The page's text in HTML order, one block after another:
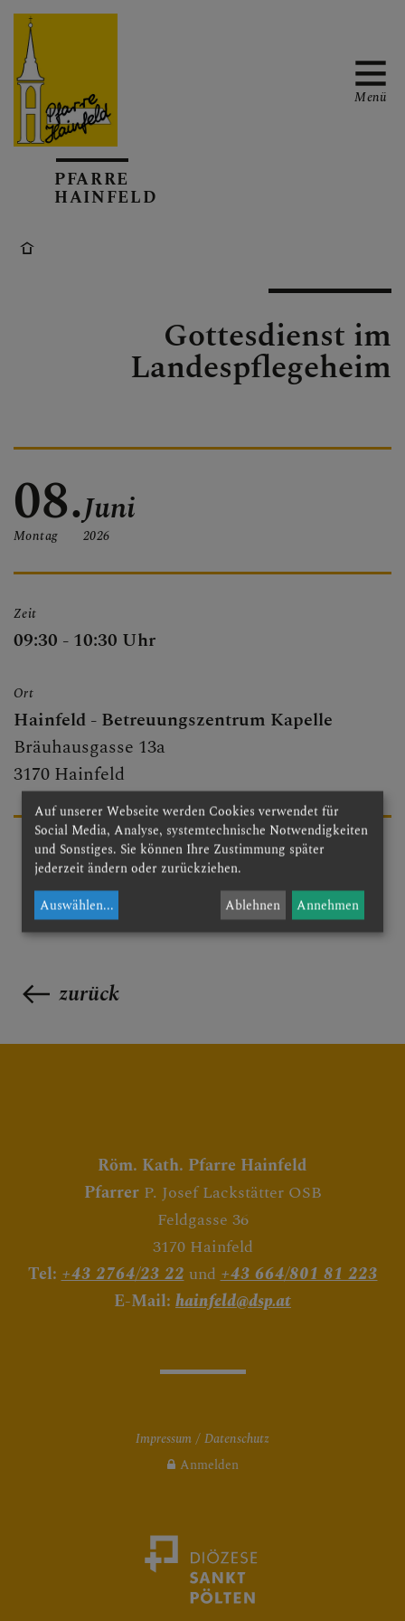
AKTUELL
GOTTESDIENSTE
PFARRKIRCHE
GRUPPEN & RUNDEN
PFARRE
HAINFELD
Menü
Gottesdienst im
Landespflegeheim
08.
Montag
Juni
2026
Zeit
09:30 - 10:30 Uhr
Ort
Hainfeld - Betreuungszentrum Kapelle
Bräuhausgasse 13a
3170 Hainfeld
zurück
Röm. Kath. Pfarre Hainfeld
Pfarrer P. Josef Lackstätter OSB
Feldgasse 36
3170 Hainfeld
Tel: +43 2764/23 22und+43 664/801 81 223
E-Mail: hainfeld@dsp.at
Impressum
Datenschutz
Anmelden
Auf unserer Webseite werden Cookies verwendet für
Social Media, Analyse, systemtechnische Notwendigkeiten
und Sonstiges. Sie können Ihre Zustimmung später
jederzeit ändern oder zurückziehen.
Auswählen... Ablehnen Annehmen